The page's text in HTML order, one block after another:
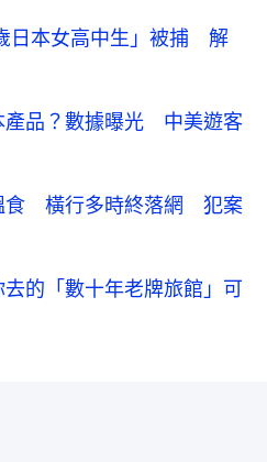
日本女高中生」被捕 解
產品？數據曝光 中美遊客
食 橫行多時終落網 犯案
的「數十年老牌旅館」可